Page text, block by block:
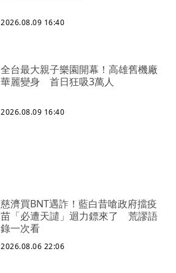
2026.08.09 16:40
全台最大親子樂園開幕！高雄舊機廠
華麗變身 首日狂吸3萬人
2026.08.09 16:40
慈濟買BNT遇詐！藍白昔嗆政府擋疫
苗「必遭天譴」迴力鏢來了 荒謬語
錄一次看
2026.08.06 22:06